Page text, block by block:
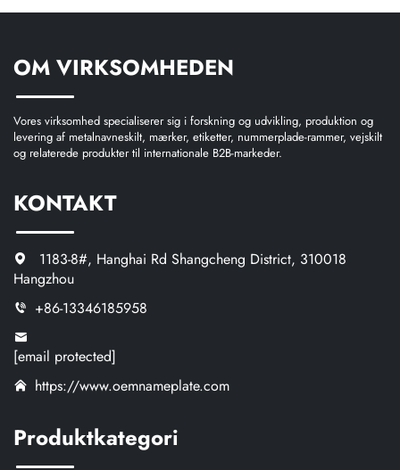
OM VIRKSOMHEDEN
Vores virksomhed specialiserer sig i forskning og udvikling, produktion og
levering af metalnavneskilt, mærker, etiketter, nummerplade-rammer, vejskilt
og relaterede produkter til internationale B2B-markeder.
KONTAKT
1183-8#, Hanghai Rd Shangcheng District, 310018
Hangzhou
+86-13346185958
[email protected]
https://www.oemnameplate.com
Produktkategori